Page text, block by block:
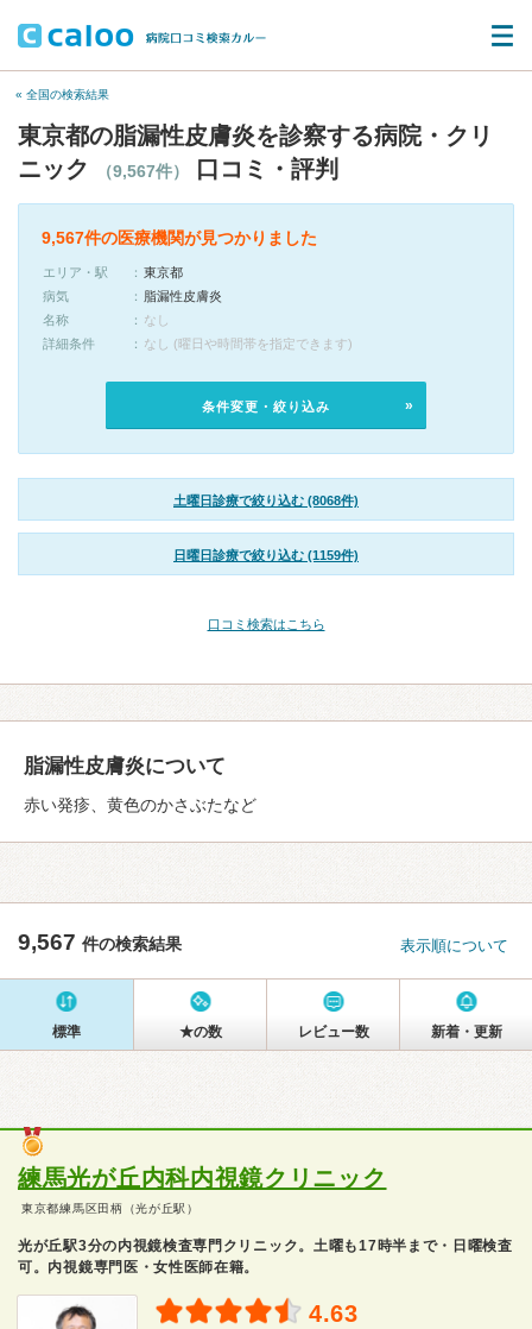
« 全国の検索結果
東京都の脂漏性皮膚炎を診察する病院・クリ
ニック
（9,567件） 口コミ・評判
9,567件の医療機関が見つかりました
エリア・駅
東京都
病気
脂漏性皮膚炎
名称
なし
詳細条件
なし (曜日や時間帯を指定できます)
条件変更・絞り込み
土曜日診療で絞り込む (8068件)
日曜日診療で絞り込む (1159件)
口コミ検索はこちら
脂漏性皮膚炎について
赤い発疹、黄色のかさぶたなど
9,567 件の検索結果 表示順について
標準 ★の数 レビュー数 新着・更新
練馬光が丘内科内視鏡クリニック
東京都練馬区田柄（光が丘駅）
光が丘駅3分の内視鏡検査専門クリニック。土曜も17時半まで・日曜検査
可。内視鏡専門医・女性医師在籍。
4.63